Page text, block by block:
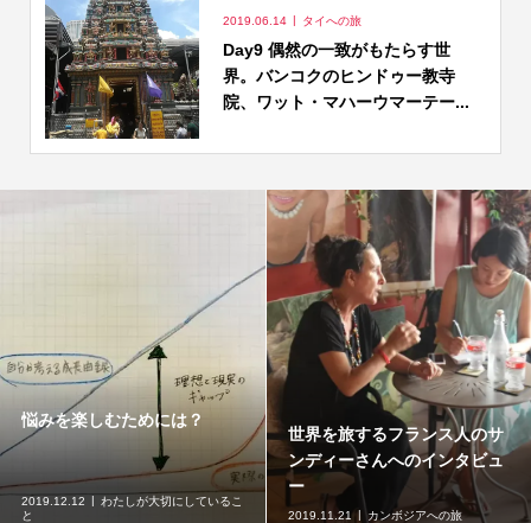
2019.06.14 タイへの旅
Day9 偶然の一致がもたらす世
界。バンコクのヒンドゥー教寺
院、ワット・マハーウマーテー...
悩みを楽しむためには？
2019.12.12
わたしが大切にしているこ
と
世界を旅するフランス人のサ
ンディーさんへのインタビュ
ー
2019.11.21 カンボジアへの旅